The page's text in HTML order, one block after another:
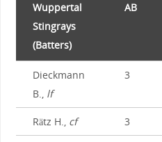
Wuppertal
Stingrays
(Batters)
AB
Dieckmann
B., lf
3
Rätz H., cf 3